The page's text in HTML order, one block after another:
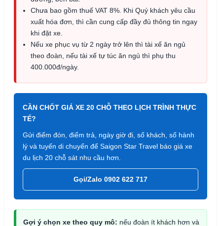
Chưa bao gồm thuế VAT 8%. Khi Quý khách yêu cầu
xuất hóa đơn, thì cần cung cấp đầy đủ thông tin ngay
khi đặt xe.
Nếu xe phục vụ từ 2 ngày trở lên thì tài xế ăn ngủ
theo đoàn, nếu tài xế tự túc ăn ngủ thì phụ thu
400.000đ/ngày.
CẦN CHỐT GIÁ XE 20 CHỖ THEO LỊCH TRÌNH THỰC
TẾ?
Gửi điểm đón, điểm trả, ngày giờ đi, số khách, số hành
lý và tuyến di chuyển để Saigon Star Travel báo giá xe
du lịch 20 chỗ sát nhu cầu hơn.
Gọi/Zalo 0902 622 717
Gợi ý chọn xe theo quy mô: nếu đoàn ít khách hơn và